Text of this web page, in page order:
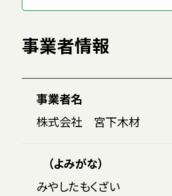
事業者情報
事業者名
株式会社 宮下木材
（よみがな）
みやしたもくざい